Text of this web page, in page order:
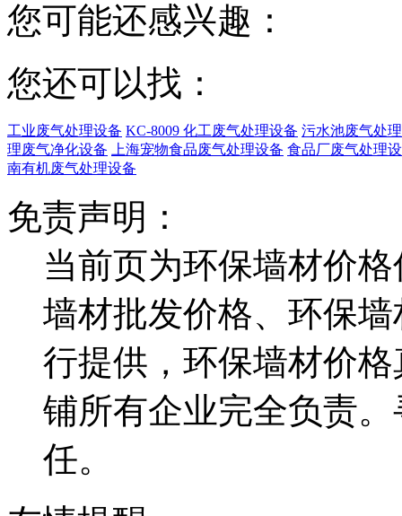
您可能还感兴趣：
您还可以找：
工业废气处理设备 KC-8009 化工废气处理设备 污水池废气处
理废气净化设备
上海宠物食品废气处理设备 食品厂废气处理
南有机废气处理设备
免责声明：
当前页为环保墙材价
墙材批发价格、环保
行提供，环保墙材价
铺所有企业完全负责
任。